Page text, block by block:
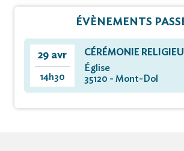
ÉVÈNEMENTS
29 avr
14h30
CÉRÉMONIE
Église
35120 - Mont-Dol